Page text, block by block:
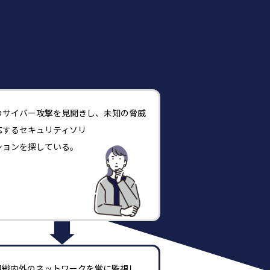
サイバー攻撃を見聞きし、未知の脅威
るセキュリティソリ
ンを探している。